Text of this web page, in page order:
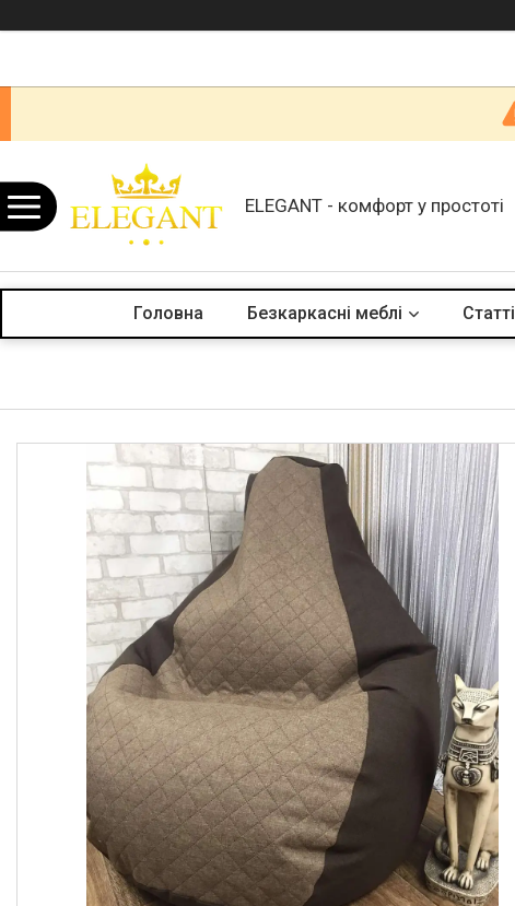
ELEGANT - комфорт у простоті
Головна Безкаркасні меблі Статті